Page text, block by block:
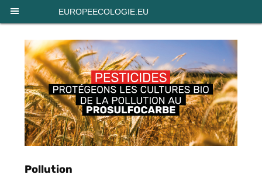
EUROPEECOLOGIE.EU
Pollution